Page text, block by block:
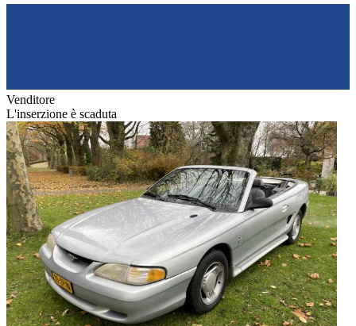
Venditore
L'inserzione è scaduta